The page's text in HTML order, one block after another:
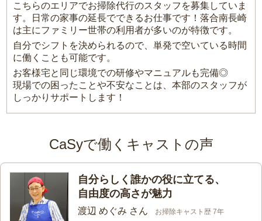
こちらのエリアでお掃除代行のスタッフを募集していま
す。日常の家事の延長でできるお仕事です！落合南長崎
は主にファミリー世帯の利用者が多いのが特徴です。
自分でシフトを決められるので、単発で空いている時間
に働くことも可能です。
お客様宅と同じ環境での研修やマニュアルも完備◎
現場での困ったことや不安なことは、本部のスタッフが
しっかりサポートします！
CaSyで働くキャストの声
自分らしく誰かの役に立てる、
自由度の高さが魅力
渡辺 めぐみ さん お掃除キャスト歴 7年